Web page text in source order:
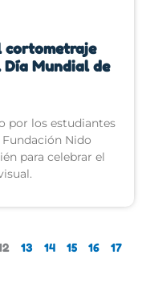
cortometraje
Día Mundial de
por los estudiantes
Nido
para celebrar el
13 14 15 16
17